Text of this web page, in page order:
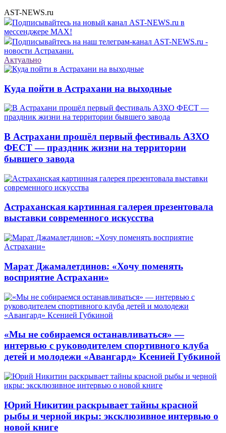
AST-NEWS.ru
Подписывайтесь на новый канал AST-NEWS.ru в
мессенджере MAX!
Подписывайтесь на наш телеграм-канал AST-NEWS.ru -
новости Астрахани.
Актуально
Куда пойти в Астрахани на выходные
В Астрахани прошёл первый фестиваль АЗХО
ФЕСТ — праздник жизни на территории
бывшего завода
Астраханская картинная галерея презентовала
выставки современного искусства
Марат Джамалетдинов: «Хочу поменять
восприятие Астрахани»
«Мы не собираемся останавливаться» —
интервью с руководителем спортивного клуба
детей и молодежи «Авангард» Ксенией Губкиной
Юрий Никитин раскрывает тайны красной
рыбы и черной икры: эксклюзивное интервью о
новой книге